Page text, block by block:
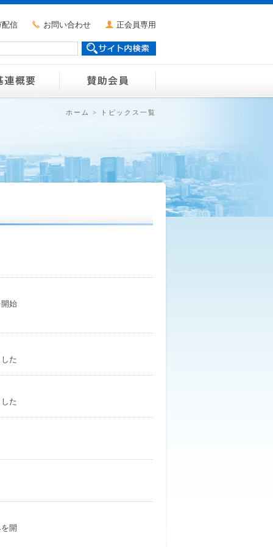
配信 お問い合わせ 正会員専用
ホーム > トピックス一覧
始
た
た
開